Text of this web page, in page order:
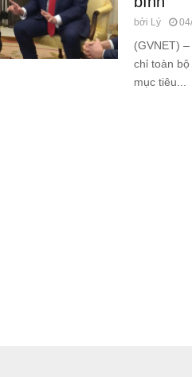
bởi Lý
(GVNET)
chỉ toàn
mục tiêu...